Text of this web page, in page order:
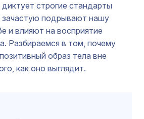
строгие стандарты
зачастую подрывают нашу
и влияют на восприятие
Разбираемся в том, почему
образ тела вне
как оно выглядит.